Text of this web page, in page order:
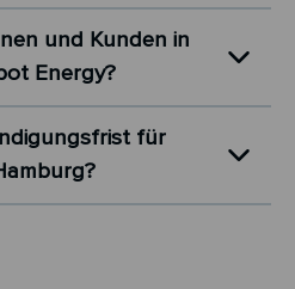
und Kunden in
Energy?
für